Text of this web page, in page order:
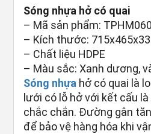
Sóng nhựa hở có quai
– Mã sản phẩm: TPHM060
– Kích thước:
– Chất liệu HDPE
– Màu sắc: Xanh dương,
Sóng nhựa hở có quai là
lưới có lỗ hở với kết cấu
chắc chắn. Đường gân
để bảo vệ hàng hóa khi